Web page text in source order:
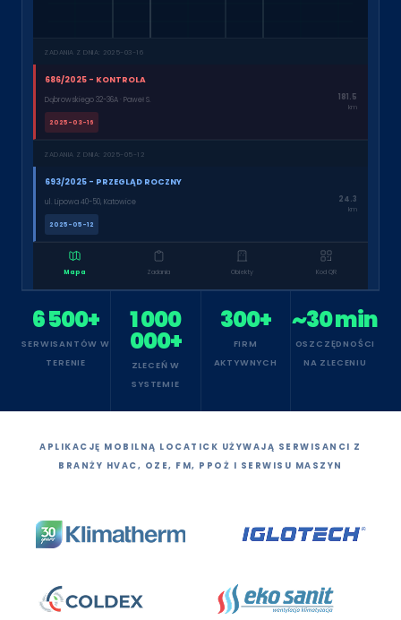
ZADANIA Z DNIA: 2025-03-16
686/2025 - KONTROLA
Dąbrowskiego 32-36A · Paweł S.
2025-03-16
181.5
km
ZADANIA Z DNIA: 2025-05-12
693/2025 - PRZEGLĄD ROCZNY
ul. Lipowa 40-50, Katowice
2025-05-12
24.3
km
Mapa Zadania Obiekty Kod QR
6 500+
SERWISANTÓW W
TERENIE
1 000
000+
ZLECEŃ W
SYSTEMIE
300+
FIRM
AKTYWNYCH
~30 min
OSZCZĘDNOŚCI
NA ZLECENIU
APLIKACJĘ MOBILNĄ LOCATICK UŻYWAJĄ SERWISANCI Z
BRANŻY HVAC, OZE, FM, PPOŻ I SERWISU MASZYN